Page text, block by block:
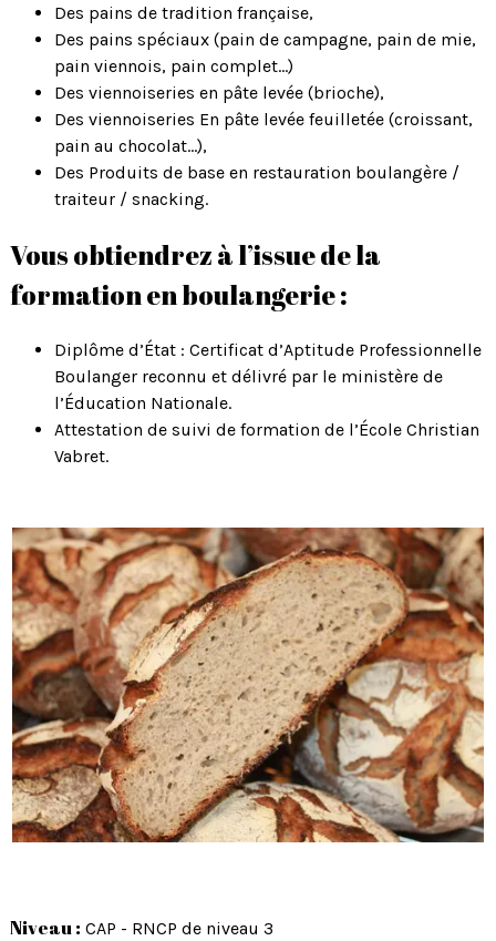
Des pains de tradition française,
Des pains spéciaux (pain de campagne, pain de mie,
pain viennois, pain complet…)
Des viennoiseries en pâte levée (brioche),
Des viennoiseries En pâte levée feuilletée (croissant,
pain au chocolat…),
Des Produits de base en restauration boulangère /
traiteur / snacking.
Vous obtiendrez à l’issue de la
formation en boulangerie :
Diplôme d’État : Certificat d’Aptitude Professionnelle
Boulanger reconnu et délivré par le ministère de
l’Éducation Nationale.
Attestation de suivi de formation de l’École Christian
Vabret.
Niveau : CAP - RNCP de niveau 3